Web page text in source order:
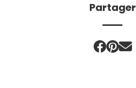
Partager